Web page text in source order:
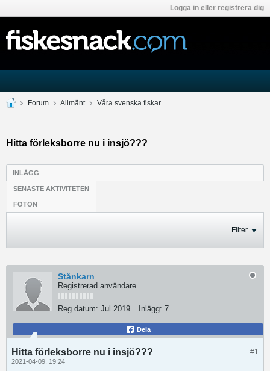
Logga in eller registrera dig
Forum Allmänt Våra svenska fiskar
Hitta förleksborre nu i insjö???
INLÄGG
SENASTE AKTIVITETEN
FOTON
Filter
Stånkarn
Registrerad användare
Reg.datum: Jul 2019 Inlägg: 7
Dela
#1
Hitta förleksborre nu i insjö???
2021-04-09, 19:24